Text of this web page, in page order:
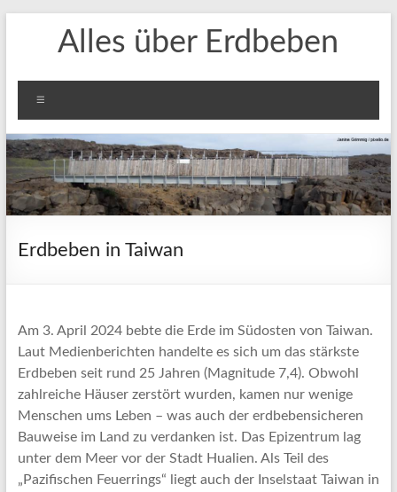
springenAlles über Erdbeben
Erdbeben in Taiwan
Am 3. April 2024 bebte die Erde im Südosten von Taiwan.
Laut Medienberichten handelte es sich um das stärkste
Erdbeben seit rund 25 Jahren (Magnitude 7,4). Obwohl
zahlreiche Häuser zerstört wurden, kamen nur wenige
Menschen ums Leben – was auch der erdbebensicheren
Bauweise im Land zu verdanken ist. Das Epizentrum lag
unter dem Meer vor der Stadt Hualien. Als Teil des
„Pazifischen Feuerrings“ liegt auch der Inselstaat Taiwan in